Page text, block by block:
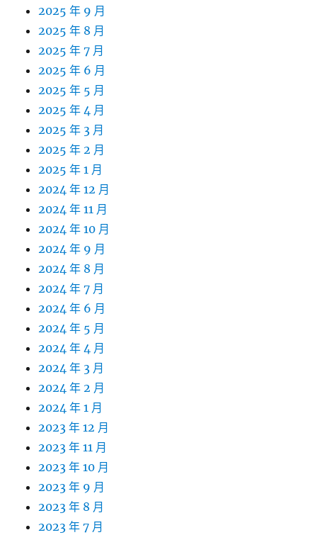
2025 年 9 月
2025 年 8 月
2025 年 7 月
2025 年 6 月
2025 年 5 月
2025 年 4 月
2025 年 3 月
2025 年 2 月
2025 年 1 月
2024 年 12 月
2024 年 11 月
2024 年 10 月
2024 年 9 月
2024 年 8 月
2024 年 7 月
2024 年 6 月
2024 年 5 月
2024 年 4 月
2024 年 3 月
2024 年 2 月
2024 年 1 月
2023 年 12 月
2023 年 11 月
2023 年 10 月
2023 年 9 月
2023 年 8 月
2023 年 7 月